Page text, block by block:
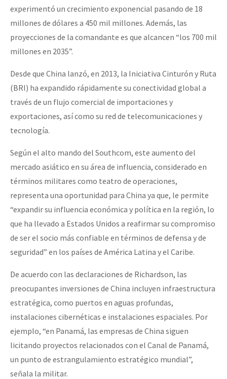
experimentó un crecimiento exponencial pasando de 18
millones de dólares a 450 mil millones. Además, las
proyecciones de la comandante es que alcancen “los 700 mil
millones en 2035”.
Desde que China lanzó, en 2013, la Iniciativa Cinturón y Ruta
(BRI) ha expandido rápidamente su conectividad global a
través de un flujo comercial de importaciones y
exportaciones, así como su red de telecomunicaciones y
tecnología.
Según el alto mando del Southcom, este aumento del
mercado asiático en su área de influencia, considerado en
términos militares como teatro de operaciones,
representa una oportunidad para China ya que, le permite
“expandir su influencia económica y política en la región, lo
que ha llevado a Estados Unidos a reafirmar su compromiso
de ser el socio más confiable en términos de defensa y de
seguridad” en los países de América Latina y el Caribe.
De acuerdo con las declaraciones de Richardson, las
preocupantes inversiones de China incluyen infraestructura
estratégica, como puertos en aguas profundas,
instalaciones cibernéticas e instalaciones espaciales. Por
ejemplo, “en Panamá, las empresas de China siguen
licitando proyectos relacionados con el Canal de Panamá,
un punto de estrangulamiento estratégico mundial”,
señala la militar.